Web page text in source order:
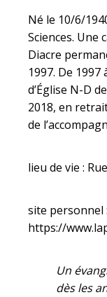
Né le 10/6/
Sciences. Une
Diacre
1997. De
d’Église N-D
2018, en
de
lieu de vie :
site personnel :
https://
Un
dès les